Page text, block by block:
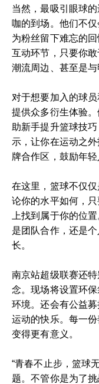
当然，最吸引眼球
咖的到场。他们不
为粉丝留下难忘的
互动环节，只要你
潮流周边、甚至是与
对于想要加入的球
提供众多衍生体验
助新手提升篮球技
示，让你在运动之
牌合作区，鼓励年
在这里，篮球不仅
论你的水平如何，
上找到属于你的位
是团队合作，还是
长。
南京站超级联赛还
念。现场将设置环
环境。还会有公益
运动的快乐。每一
变得更有意义。
“青春不止步，篮球
题。不管你是为了